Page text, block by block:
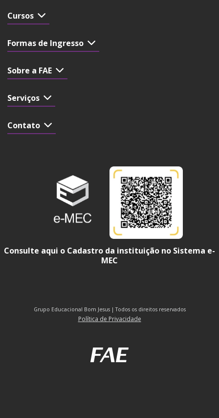
Cursos
Formas de Ingresso
Sobre a FAE
Serviços
Contato
Consulte aqui o Cadastro da instituição no Sistema e-
MEC
Grupo Educacional Bom Jesus | Todos os direitos reservados
Política de Privacidade